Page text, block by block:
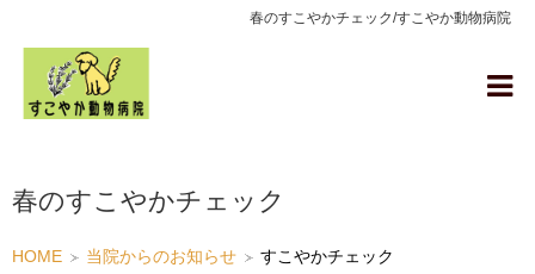
春のすこやかチェック/すこやか動物病院
春のすこやかチェック
HOME 当院からのお知らせ すこやかチェック